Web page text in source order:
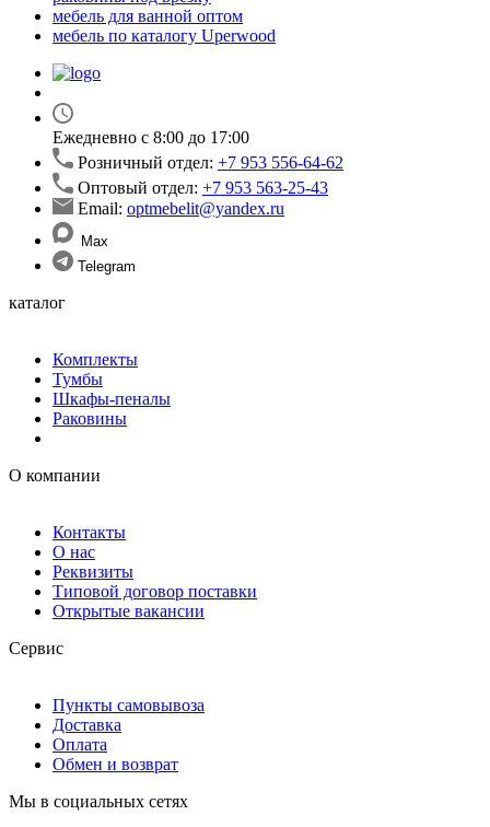
мебель для ванной оптом
мебель по каталогу Uperwood
Ежедневно с 8:00 до 17:00
Розничный отдел: +7 953 556-64-62
Оптовый отдел: +7 953 563-25-43
Email: optmebelit@yandex.ru
Max
Telegram
каталог
Комплекты
Тумбы
Шкафы-пеналы
Раковины
О компании
Контакты
О нас
Реквизиты
Типовой договор поставки
Открытые вакансии
Сервис
Пункты самовывоза
Доставка
Оплата
Обмен и возврат
Мы в социальных сетях